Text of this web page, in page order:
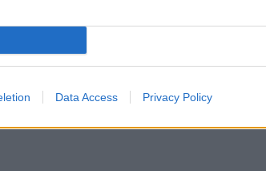
Data Access Privacy Policy
κατοικιών στη Θεσσαλονίκη – Άνω των 40
προσφέρονται προς πώληση – Μόλις 1 στα